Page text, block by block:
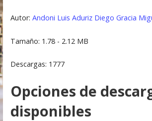
Autor: Andoni Luis Aduriz Diego Gracia
Tamaño: 1.78 - 2.12 MB
Descargas: 1777
Opciones de
disponibles